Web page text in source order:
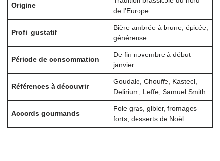
Origine
de l’Europe
Profil gustatif
Bière ambrée à brune, épicée,
généreuse
Période de consommation
De fin novembre à début
janvier
Références à découvrir
Goudale, Chouffe, Kasteel,
Delirium, Leffe, Samuel Smith
Accords gourmands
Foie gras, gibier, fromages
forts, desserts de Noël